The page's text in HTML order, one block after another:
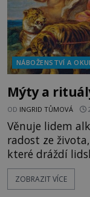
NÁBOŽENSTVÍ A
Mýty a
OD INGRID TŮMOVÁ
Věnuje lidem
radost ze
které dráždí
doopravdy
Bakchus? Mytologický příběh řeckého boha
ZOBRAZIT VÍCE